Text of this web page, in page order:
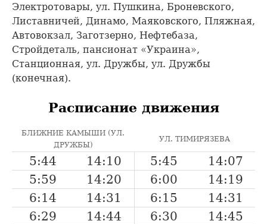
Электротовары, ул. Пушкина, Броневского,
Листавничей, Динамо, Маяковского, Пляжная,
Автовокзал, Заготзерно, Нефтебаза,
Стройдеталь, пансионат «Украина»,
Станционная, ул. Дружбы, ул. Дружбы
(конечная).
Расписание движения
БЛИЖНИЕ КАМЫШИ (УЛ.
ДРУЖБЫ)
УЛ. ТИМИРЯЗЕВА
5:44 14:10 5:45
14:07
5:59
14:20 6:00
14:19
6:14
14:31 6:15
14:31
6:29
14:44 6:30
14:45